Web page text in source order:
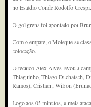
no Estádio Conde Rodolfo Crespi.
O gol grená foi apontado por
Com o empate, o Moleque se
colocação.
O técnico Alex Alves levou a
Thiaguinho, Thiago Duchatsch,
Ramos), Cristian , Wilson
Logo aos 05 minutos, o meia